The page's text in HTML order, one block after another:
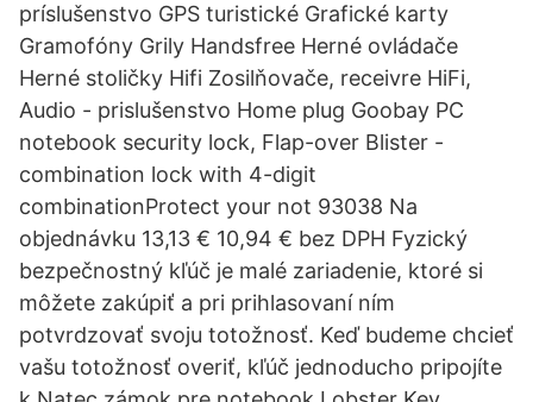
príslušenstvo GPS turistické Grafické karty
Gramofóny Grily Handsfree Herné ovládače
Herné stoličky Hifi Zosilňovače, receivre HiFi,
Audio - prislušenstvo Home plug Goobay PC
notebook security lock, Flap-over Blister -
combination lock with 4-digit
combinationProtect your not 93038 Na
objednávku 13,13 € 10,94 € bez DPH Fyzický
bezpečnostný kľúč je malé zariadenie, ktoré si
môžete zakúpiť a pri prihlasovaní ním
potvrdzovať svoju totožnosť. Keď budeme chcieť
vašu totožnosť overiť, kľúč jednoducho pripojíte